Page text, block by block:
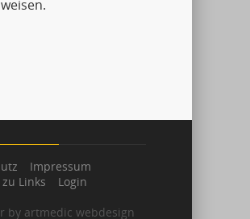
Impressum
Links
Login